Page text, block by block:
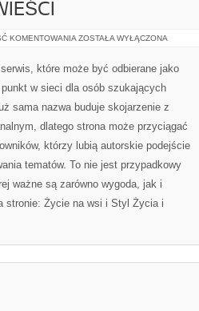
KOMENTOWANIA WIEJSKIE
OPOWIEŚCI
ZOSTAŁA WYŁĄCZONA
które może być odbierane jako
w sieci dla osób szukających
sama nazwa buduje skojarzenie z
dlatego strona może przyciągać
którzy lubią autorskie podejście
tematów. To nie jest przypadkowy
ważne są zarówno wygoda, jak i
stronie: Życie na wsi i Styl Życia i